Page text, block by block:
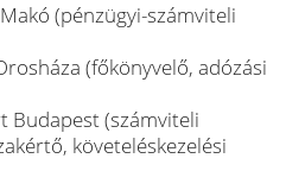
(pénzügyi-számviteli
(főkönyvelő, adózási
Budapest (számviteli
követeléskezelési